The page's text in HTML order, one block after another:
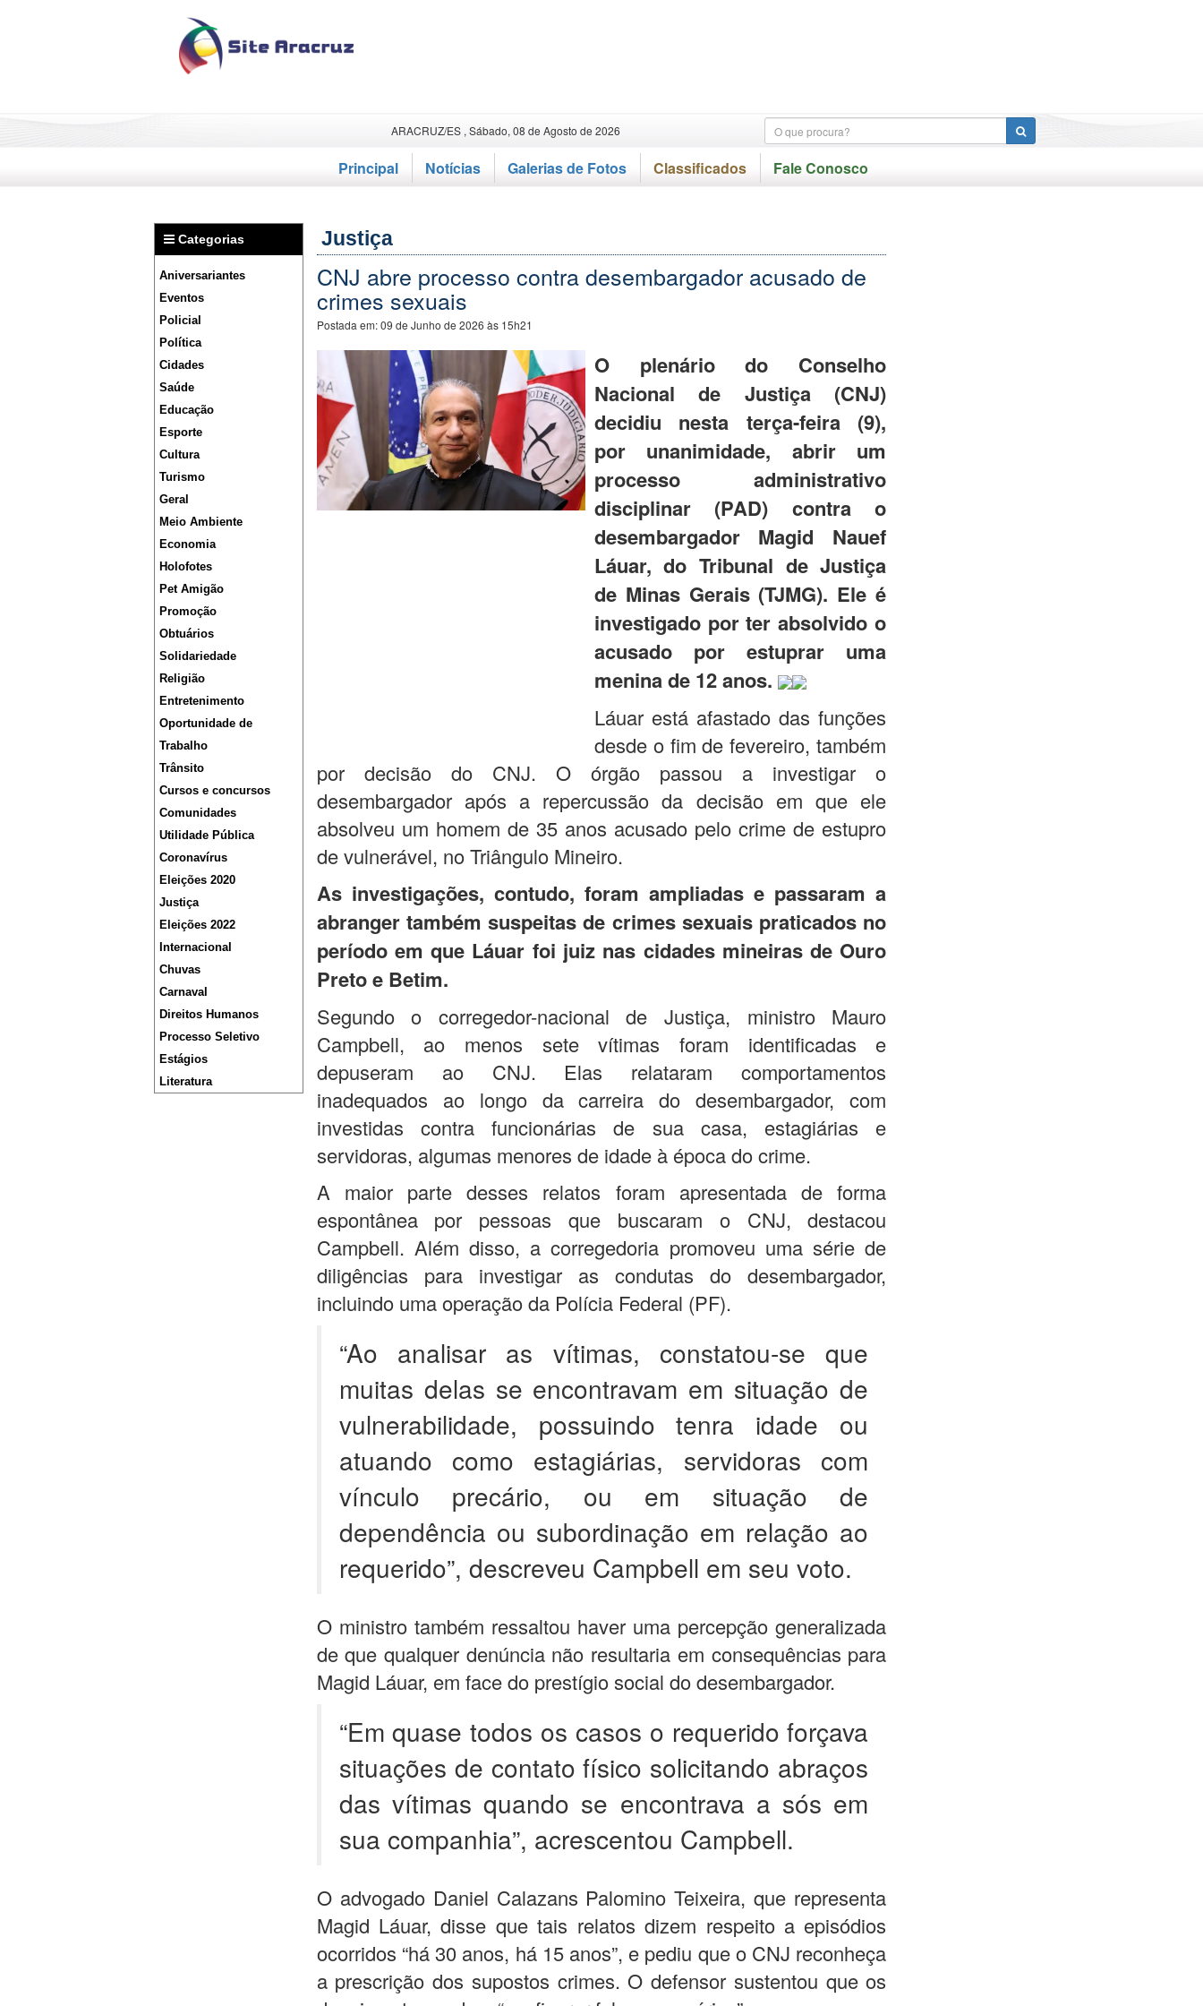
ARACRUZ/ES , Sábado, 08 de Agosto de 2026
Principal Notícias Galerias de Fotos Classificados Fale Conosco
Categorias
Aniversariantes
Eventos
Policial
Política
Cidades
Saúde
Educação
Esporte
Cultura
Turismo
Geral
Meio Ambiente
Economia
Holofotes
Pet Amigão
Promoção
Obtuários
Solidariedade
Religião
Entretenimento
Oportunidade de
Trabalho
Trânsito
Cursos e concursos
Comunidades
Utilidade Pública
Coronavírus
Eleições 2020
Justiça
Eleições 2022
Internacional
Chuvas
Carnaval
Direitos Humanos
Processo Seletivo
Estágios
Literatura
Justiça
CNJ abre processo contra desembargador acusado de
crimes sexuais
Postada em:09 de Junho de 2026 às 15h21
O plenário do Conselho
Nacional de Justiça (CNJ)
decidiu nesta terça-feira (9),
por unanimidade, abrir um
processo administrativo
disciplinar (PAD) contra o
desembargador Magid Nauef
Láuar, do Tribunal de Justiça
de Minas Gerais (TJMG). Ele é
investigado por ter absolvido o
acusado por estuprar uma
menina de 12 anos.
Láuar está afastado das funções
desde o fim de fevereiro, também
por decisão do CNJ. O órgão passou a investigar o
desembargador após a repercussão da decisão em que ele
absolveu um homem de 35 anos acusado pelo crime de estupro
de vulnerável, no Triângulo Mineiro.
As investigações, contudo, foram ampliadas e passaram a
abranger também suspeitas de crimes sexuais praticados no
período em que Láuar foi juiz nas cidades mineiras de Ouro
Preto e Betim.
Segundo o corregedor-nacional de Justiça, ministro Mauro
Campbell, ao menos sete vítimas foram identificadas e
depuseram ao CNJ. Elas relataram comportamentos
inadequados ao longo da carreira do desembargador, com
investidas contra funcionárias de sua casa, estagiárias e
servidoras, algumas menores de idade à época do crime.
A maior parte desses relatos foram apresentada de forma
espontânea por pessoas que buscaram o CNJ, destacou
Campbell. Além disso, a corregedoria promoveu uma série de
diligências para investigar as condutas do desembargador,
incluindo uma operação da Polícia Federal (PF).
“Ao analisar as vítimas, constatou-se que
muitas delas se encontravam em situação de
vulnerabilidade, possuindo tenra idade ou
atuando como estagiárias, servidoras com
vínculo precário, ou em situação de
dependência ou subordinação em relação ao
requerido”, descreveu Campbell em seu voto.
O ministro também ressaltou haver uma percepção generalizada
de que qualquer denúncia não resultaria em consequências para
Magid Láuar, em face do prestígio social do desembargador.
“Em quase todos os casos o requerido forçava
situações de contato físico solicitando abraços
das vítimas quando se encontrava a sós em
sua companhia”, acrescentou Campbell.
O advogado Daniel Calazans Palomino Teixeira, que representa
Magid Láuar, disse que tais relatos dizem respeito a episódios
ocorridos “há 30 anos, há 15 anos”, e pediu que o CNJ reconheça
a prescrição dos supostos crimes. O defensor sustentou que os